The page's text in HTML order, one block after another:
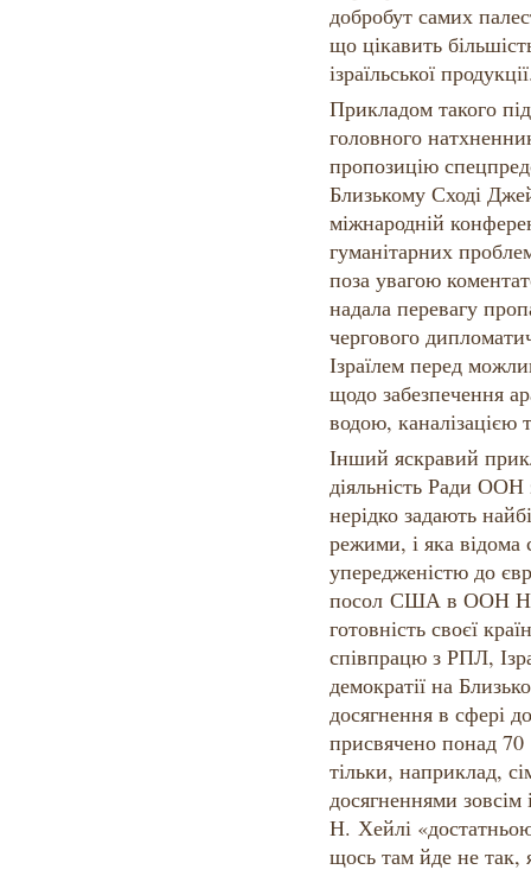
добробут самих
що цікавить
ізраїльської
Прикладом такого
головного
пропозицію
Близькому Сході
міжнародній
гуманітарних
поза увагою
надала перевагу
чергового
Ізраїлем перед
щодо забезпечення
водою, каналізацією
Інший яскравий
діяльність Ради
нерідко задають
режими, і яка
упередженістю до
посол США в ООН
готовність своєї
співпрацю з РПЛ,
демократії на
досягнення в сфері
присвячено понад
тільки, наприклад,
досягненнями
Н. Хейлі
щось там йде не так,